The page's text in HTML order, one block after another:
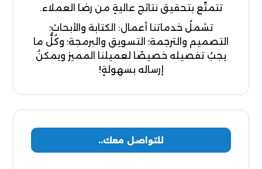
تتمتّع بتحقيق نتائج عاليةٍ من رضا العملاء.
تشملُ خدماتنا أعمال: الكتابة والأبحاث؛
التصميم والترجمة؛ التسويق والبرمجة؛ وكُلُّ ما
يجبُ تفصيله خصيصًا لعميلنا المميز ويمكنُ
إرساله بسهولةٍ!
للتواصل معك..